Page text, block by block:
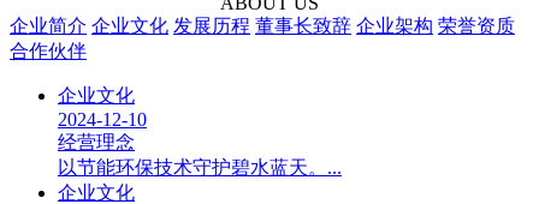
企业简介 企业文化 发展历程 董事长致辞 企业架构 荣誉资质
合作伙伴
企业文化
2024-12-10
经营理念
以节能环保技术守护碧水蓝天。...
企业文化